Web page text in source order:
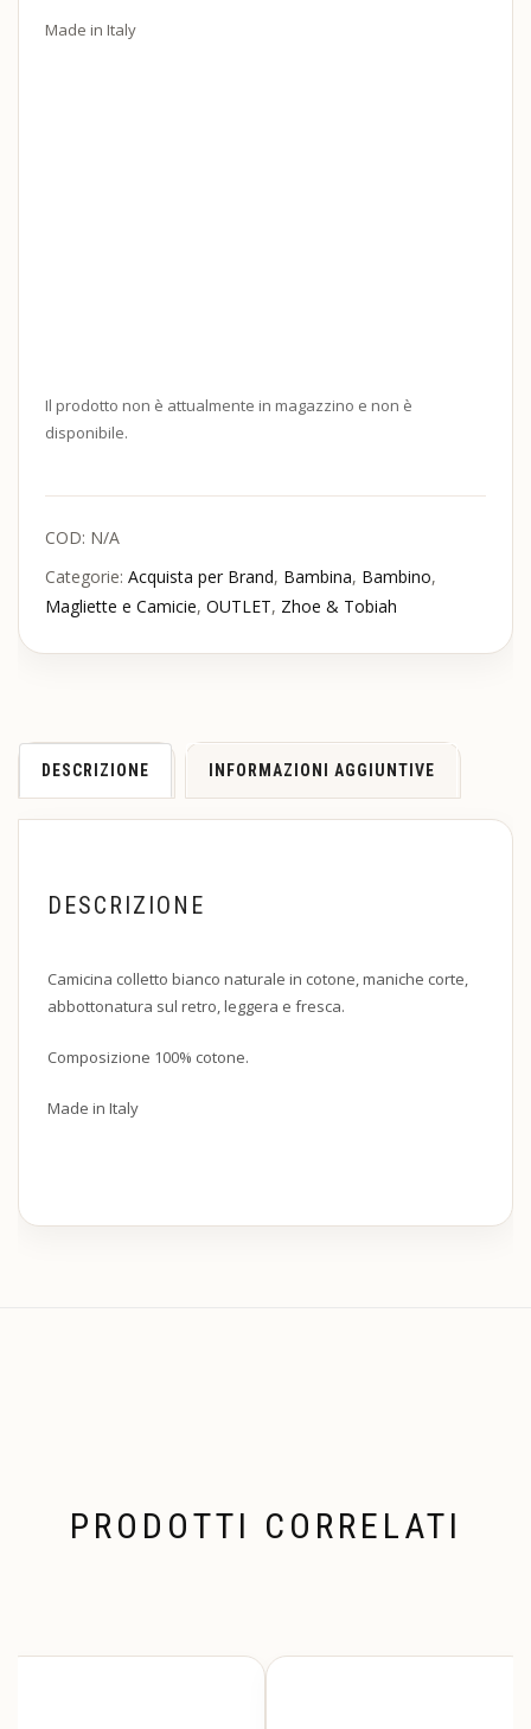
Made in Italy
Il prodotto non è attualmente in magazzino e non è
disponibile.
COD: N/A
Categorie: Acquista per Brand, Bambina, Bambino,
Magliette e Camicie, OUTLET, Zhoe & Tobiah
DESCRIZIONE INFORMAZIONI AGGIUNTIVE
DESCRIZIONE
Camicina colletto bianco naturale in cotone, maniche corte,
abbottonatura sul retro, leggera e fresca.
Composizione 100% cotone.
Made in Italy
PRODOTTI CORRELATI